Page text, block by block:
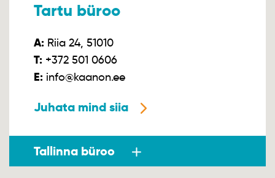
Tartu büroo
A: Riia 24, 51010
T: +372 501 0606
E: info@kaanon.ee
Juhata mind siia
Tallinna büroo